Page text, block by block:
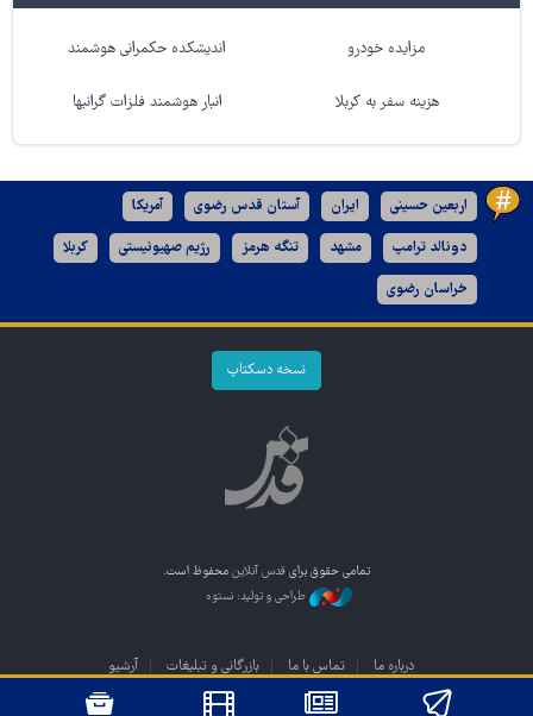
مزایده خودرو اندیشکده حکمرانی هوشمند
هزینه سفر به کربلا انبار هوشمند فلزات گرانبها
اربعین حسینی ایران آستان قدس رضوی آمریکا
دونالد ترامپ مشهد تنگه هرمز رژیم صهیونیستی کربلا
خراسان رضوی
نسخه دسکتاپ
تمامی حقوق برای قدس آنلاین محفوظ است.
طراحی و تولید: نستوه
درباره ما تماس با ما بازرگانی و تبلیغات آرشیو